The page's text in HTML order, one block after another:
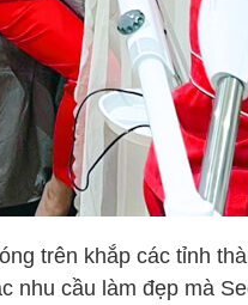
trên khắp các tỉnh
nhu cầu làm đẹp mà